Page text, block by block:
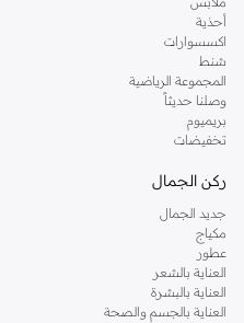
أحذية
اكسسوارات
شنط
المجموعة الرياضية
وصلنا حديثاً
بريميوم
تخفيضات
ركن الجمال
جديد الجمال
مكياج
عطور
العناية بالشعر
العناية بالبشرة
العناية بالجسم والصحة